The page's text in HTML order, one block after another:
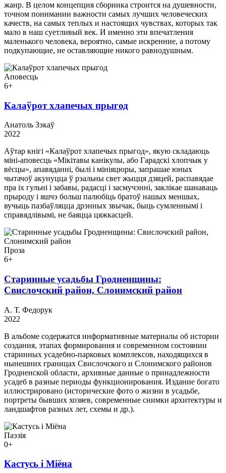
жанр. В целом концепция сборника строится на душевности,
точном понимании важности самых лучших человеческих
качеств, на самых теплых и настоящих чувствах, которых так
мало в наш суетливый век. И именно эти впечатления
маленького человека, вероятно, самые искренние, а потому
подкупающие, не оставляющие никого равнодушным.
Аповесць
6+
Калаўрот хлапечых прыгод
Анатоль Зэкаў
2022
Аўтар кнігі «Калаўрот хлапечых прыгод», якую складаюць
міні-аповесць «Мікітавы канікулы, або Гарадскі хлопчык у
вёсцы», апавяданні, былі і мініяцюры, запрашае юных
чытачоў акунуцца ў рэальны свет жыцця дзяцей, распавядае
пра іх гульні і забавы, радасці і засмучэнні, заклікае шанаваць
прыроду і яшчэ больш палюбіць братоў нашых меншых,
вучыць пазбаўляцца дрэнных звычак, быць сумленнымі і
справядлівымі, не баяцца цяжкасцей.
Проза
6+
Старинные усадьбы Гродненщины:
Свислочский район, Слонимский район
А. Т. Федорук
2022
В альбоме содержатся информативные материалы об истории
создания, этапах формирования и современном состоянии
старинных усадебно-парковых комплексов, находящихся в
нынешних границах Свислочского и Слонимского районов
Гродненской области, архивные данные о принадлежности
усадеб в разные периоды функционирования. Издание богато
иллюстрировано (исторические фото о жизни в усадьбе,
портреты бывших хозяев, современные снимки архитектуры и
ландшафтов разных лет, схемы и др.).
Паэзія
0+
Кастусь і Міёна